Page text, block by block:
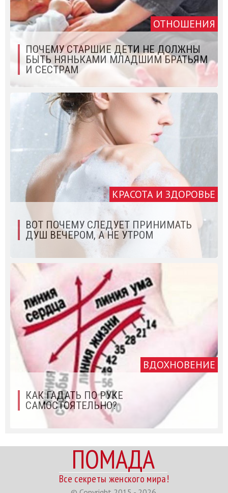
ОТНОШЕНИЯ
ПОЧЕМУ СТАРШИЕ ДЕТИ НЕ ДОЛЖНЫ
БЫТЬ НЯНЬКАМИ МЛАДШИМ БРАТЬЯМ
И СЕСТРАМ
КРАСОТА И ЗДОРОВЬЕ
ВОТ ПОЧЕМУ СЛЕДУЕТ ПРИНИМАТЬ
ДУШ ВЕЧЕРОМ, А НЕ УТРОМ
ВДОХНОВЕНИЕ
КАК ГАДАТЬ ПО РУКЕ
САМОСТОЯТЕЛЬНО?
ПОМАДА
Все секреты женского мира!